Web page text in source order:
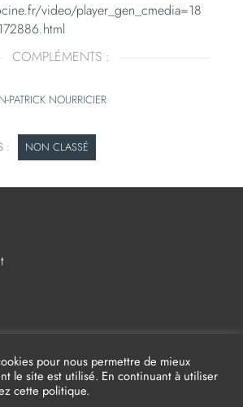
video/player_gen_cmedia=18
COMPLÉMENTS :
PATRICK NOURRICIER
NON CLASSÉ
pour nous permettre de mieux
le site est utilisé. En continuant à utiliser
cette politique.